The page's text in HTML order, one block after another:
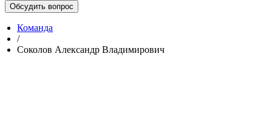
Обсудить вопрос
Команда
/
Соколов Александр Владимирович